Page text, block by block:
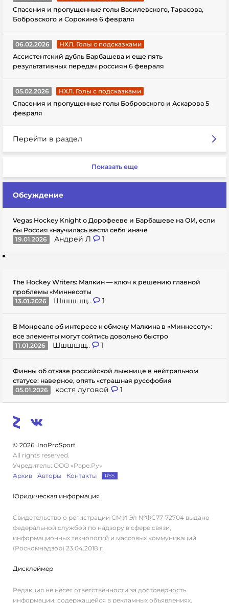
Спасения и пропущенные голы Василевского, Тарасова,
Бобровского и Сорокина 6 февраля
06.02.2026
НХЛ. Голы с подсказками
Ассистентский дубль Барбашева и еще пять
результативных передач россиян 6 февраля
05.02.2026
НХЛ. Голы с подсказками
Спасения и пропущенные голы Бобровского и Аскарова 5
февраля
Перейти в раздел
Показать еще
Обсуждение
Vegas Hockey Knight о Дорофееве и Барбашеве на ОИ, если
бы Россия «научилась вести себя иначе
19.01.2026
Андрей Л 1
The Hockey Writers: Малкин — ключ к решению главной
проблемы «Миннесоты
13.01.2026
Шшшшщ.. 1
В Монреале об интересе к обмену Малкина в «Миннесоту»:
все элементы могут сойтись довольно быстро
11.01.2026
Шшшшщ.. 1
Финны об отказе российской лыжнице в нейтральном
статусе: наверное, опять «страшная русофобия
05.01.2026
костя луговой 1
© 2026. InoProSport
All rights reserved.
Учредитель: ООО «Раре.Ру»
Архив
Авторы Контакты RSS
Юридическая информация
Свидетельство о регистрации СМИ Эл №ФС77-72704 выдано
федеральной службой по надзору в сфере связи,
информационных технологий и массовых коммуникаций
(Роскомнадзор) 23.04.2018 г.
Дисклеймер
Редакция не несет ответственности за достоверность
информации, содержащейся в рекламных объявлениях.